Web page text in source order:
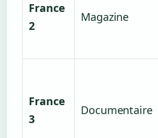
France
2
Magazine
France
3
Documentaire